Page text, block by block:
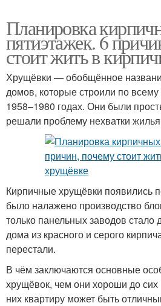
Планировка
пятиэтажек. 6
стоит жить в
Хрущёвки — обобщённое
домов, которые строили по
1958–1980 годах. Они были
решали проблему нехватки
Кирпичные хрущёвки появились
было налажено производство
только панельных заводов стало
дома из красного и серого
перестали.
В чём заключаются основные
хрущёвок, чем они хороши до сих
них квартиру может быть